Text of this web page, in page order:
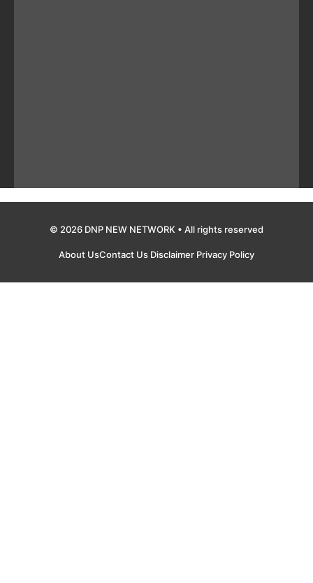
© 2026 DNP NEW NETWORK • All rights reserved
About UsContact Us Disclaimer Privacy Policy